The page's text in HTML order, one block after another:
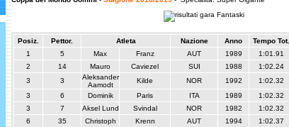
Posiz. Pettor. Atleta Nazione Anno Tempo Tot.
1
5 Max Franz AUT 1989 1:01.91
2
14 Mauro Caviezel SUI 1988 1:02.24
3
3
Aleksander
Aamodt
Kilde NOR 1992 1:02.32
3
6 Dominik Paris ITA 1989 1:02.32
3
7 Aksel Lund Svindal NOR 1982 1:02.32
6
35 Christoph Krenn AUT 1994 1:02.37